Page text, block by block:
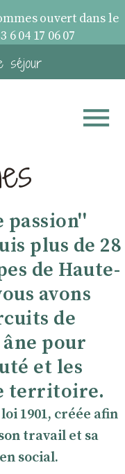
ouvert dans le
04 17 06 07
séjour
passion''
plus de 28
de Haute-
avons
de
pour
et les
territoire.
1901, créée afin
travail et sa
social.